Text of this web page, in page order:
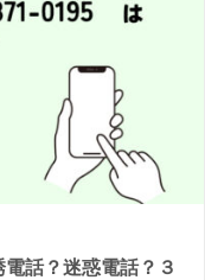
話？迷惑電話？３